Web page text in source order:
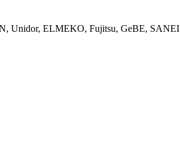
Unidor, ELMEKO, Fujitsu, GeBE, SANEI